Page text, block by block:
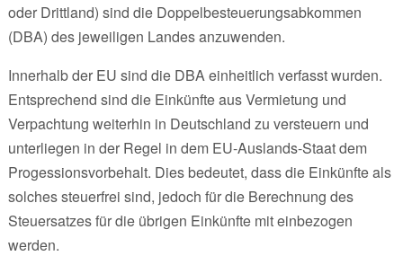
oder Drittland) sind die Doppelbesteuerungsabkommen
(DBA) des jeweiligen Landes anzuwenden.
Innerhalb der EU sind die DBA einheitlich verfasst wurden.
Entsprechend sind die Einkünfte aus Vermietung und
Verpachtung weiterhin in Deutschland zu versteuern und
unterliegen in der Regel in dem EU-Auslands-Staat dem
Progessionsvorbehalt. Dies bedeutet, dass die Einkünfte als
solches steuerfrei sind, jedoch für die Berechnung des
Steuersatzes für die übrigen Einkünfte mit einbezogen
werden.